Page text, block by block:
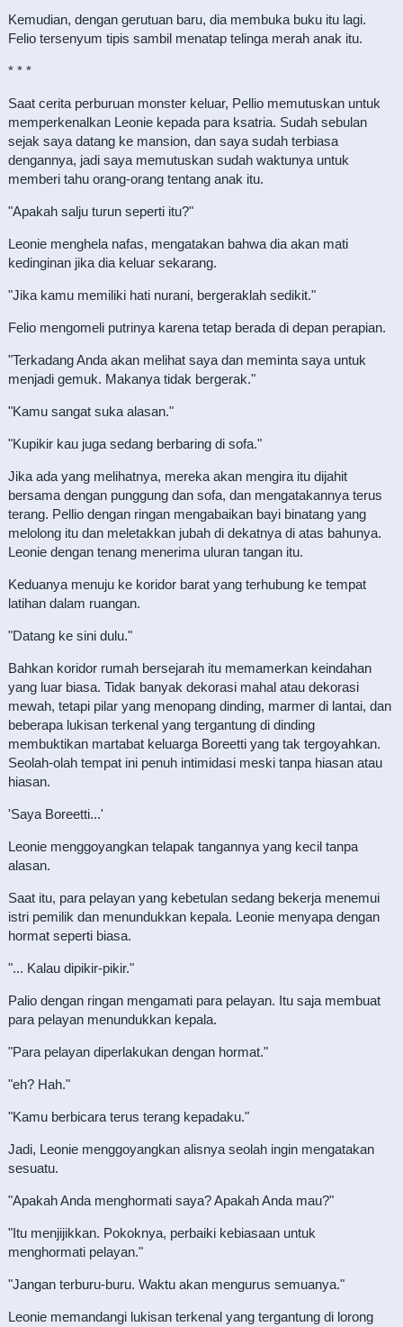
Kemudian, dengan gerutuan baru, dia membuka buku itu lagi.
Felio tersenyum tipis sambil menatap telinga merah anak itu.
* * *
Saat cerita perburuan monster keluar, Pellio memutuskan untuk
memperkenalkan Leonie kepada para ksatria. Sudah sebulan
sejak saya datang ke mansion, dan saya sudah terbiasa
dengannya, jadi saya memutuskan sudah waktunya untuk
memberi tahu orang-orang tentang anak itu.
"Apakah salju turun seperti itu?"
Leonie menghela nafas, mengatakan bahwa dia akan mati
kedinginan jika dia keluar sekarang.
"Jika kamu memiliki hati nurani, bergeraklah sedikit."
Felio mengomeli putrinya karena tetap berada di depan perapian.
"Terkadang Anda akan melihat saya dan meminta saya untuk
menjadi gemuk. Makanya tidak bergerak."
"Kamu sangat suka alasan."
"Kupikir kau juga sedang berbaring di sofa."
Jika ada yang melihatnya, mereka akan mengira itu dijahit
bersama dengan punggung dan sofa, dan mengatakannya terus
terang. Pellio dengan ringan mengabaikan bayi binatang yang
melolong itu dan meletakkan jubah di dekatnya di atas bahunya.
Leonie dengan tenang menerima uluran tangan itu.
Keduanya menuju ke koridor barat yang terhubung ke tempat
latihan dalam ruangan.
"Datang ke sini dulu."
Bahkan koridor rumah bersejarah itu memamerkan keindahan
yang luar biasa. Tidak banyak dekorasi mahal atau dekorasi
mewah, tetapi pilar yang menopang dinding, marmer di lantai, dan
beberapa lukisan terkenal yang tergantung di dinding
membuktikan martabat keluarga Boreetti yang tak tergoyahkan.
Seolah-olah tempat ini penuh intimidasi meski tanpa hiasan atau
hiasan.
'Saya Boreetti...'
Leonie menggoyangkan telapak tangannya yang kecil tanpa
alasan.
Saat itu, para pelayan yang kebetulan sedang bekerja menemui
istri pemilik dan menundukkan kepala. Leonie menyapa dengan
hormat seperti biasa.
"... Kalau dipikir-pikir."
Palio dengan ringan mengamati para pelayan. Itu saja membuat
para pelayan menundukkan kepala.
"Para pelayan diperlakukan dengan hormat."
"eh? Hah."
"Kamu berbicara terus terang kepadaku."
Jadi, Leonie menggoyangkan alisnya seolah ingin mengatakan
sesuatu.
"Apakah Anda menghormati saya? Apakah Anda mau?"
"Itu menjijikkan. Pokoknya, perbaiki kebiasaan untuk
menghormati pelayan."
"Jangan terburu-buru. Waktu akan mengurus semuanya."
Leonie memandangi lukisan terkenal yang tergantung di lorong